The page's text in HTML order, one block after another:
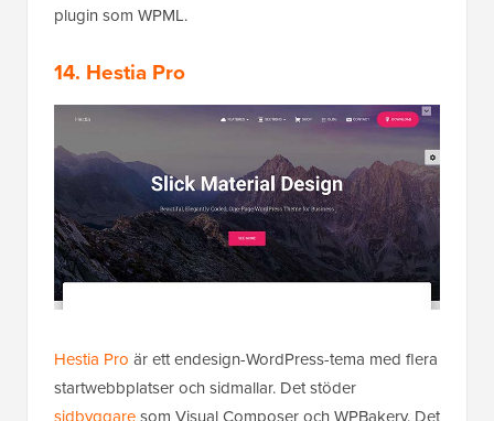
plugin som WPML.
14. Hestia Pro
Hestia Pro är ett endesign-WordPress-tema med flera
startwebbplatser och sidmallar. Det stöder
sidbyggaresom Visual Composer och WPBakery. Det